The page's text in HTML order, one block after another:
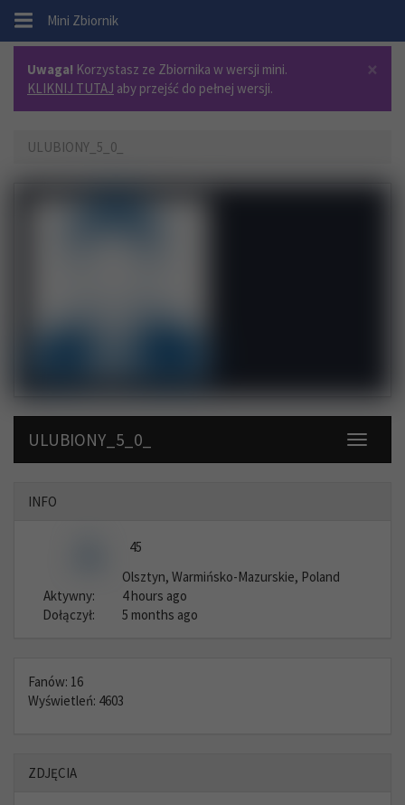
. Mini Zbiornik
×
Uwaga! Korzystasz ze Zbiornika w wersji mini.
KLIKNIJ TUTAJ aby przejść do pełnej wersji.
ULUBIONY_5_0_
Toggle
ULUBIONY_5_0_
INFO
45
Olsztyn, Warmińsko-Mazurskie, Poland
Aktywny:
4 hours ago
Dołączył:
5 months ago
Fanów: 16
Wyświetleń: 4603
ZDJĘCIA